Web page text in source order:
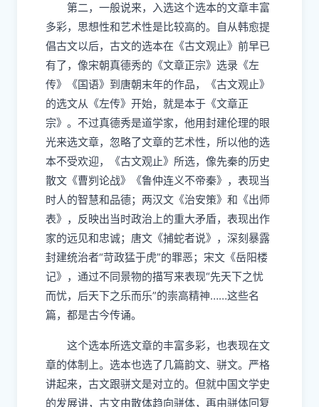
第二，一般说来，入选这个选本的文章丰富
多彩，思想性和艺术性是比较高的。自从韩愈提
倡古文以后，古文的选本在《古文观止》前早已
有了，像宋朝真德秀的《文章正宗》选录《左
传》《国语》到唐朝末年的作品，《古文观止》
的选文从《左传》开始，就是本于《文章正
宗》。不过真德秀是道学家，他用封建伦理的眼
光来选文章，忽略了文章的艺术性，所以他的选
本不受欢迎，《古文观止》所选，像先秦的历史
散文《曹刿论战》《鲁仲连义不帝秦》，表现当
时人的智慧和品德；两汉文《治安策》和《出师
表》，反映出当时政治上的重大矛盾，表现出作
家的远见和忠诚；唐文《捕蛇者说》，深刻暴露
封建统治者“苛政猛于虎”的罪恶；宋文《岳阳楼
记》，通过不同景物的描写来表现“先天下之忧
而忧，后天下之乐而乐”的崇高精神……这些名
篇，都是古今传诵。
这个选本所选文章的丰富多彩，也表现在文
章的体制上。选本也选了几篇韵文、骈文。严格
讲起来，古文跟骈文是对立的。但就中国文学史
的发展讲，古文由散体趋向骈体，再由骈体回复